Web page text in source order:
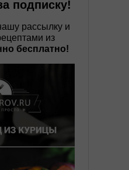
подписку!
рассылку и
из
бесплатно!